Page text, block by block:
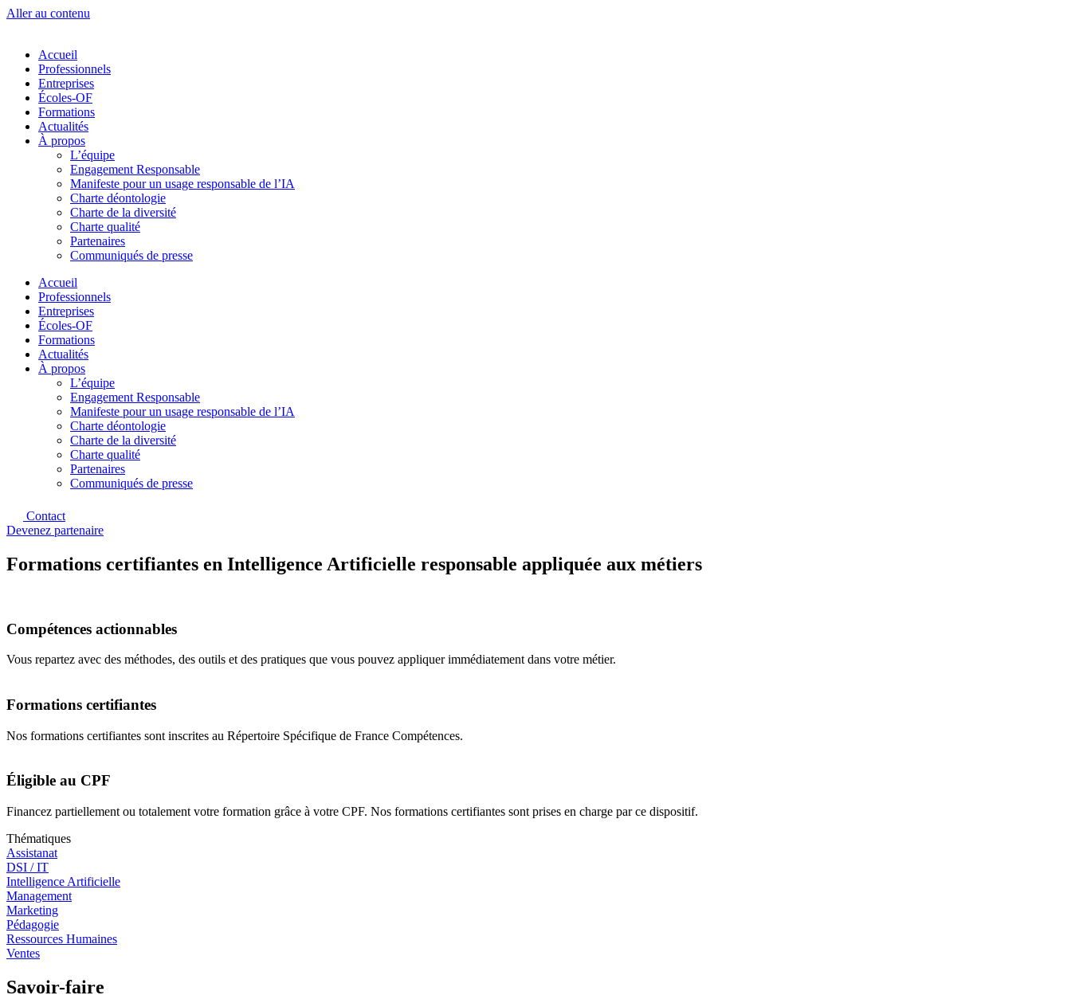
Aller au contenu
Accueil
Professionnels
Entreprises
Écoles-OF
Formations
Actualités
À propos
L’équipe
Engagement Responsable
Manifeste pour un usage responsable de l’IA
Charte déontologie
Charte de la diversité
Charte qualité
Partenaires
Communiqués de presse
Accueil
Professionnels
Entreprises
Écoles-OF
Formations
Actualités
À propos
L’équipe
Engagement Responsable
Manifeste pour un usage responsable de l’IA
Charte déontologie
Charte de la diversité
Charte qualité
Partenaires
Communiqués de presse
Contact
Devenez partenaire
Formations certifiantes en Intelligence Artificielle responsable appliquée aux métiers
Compétences actionnables
Vous repartez avec des méthodes, des outils et des pratiques que vous pouvez appliquer immédiatement dans votre métier.
Formations certifiantes
Nos formations certifiantes sont inscrites au Répertoire Spécifique de France Compétences.
Éligible au CPF
Financez partiellement ou totalement votre formation grâce à votre CPF. Nos formations certifiantes sont prises en charge par ce dispositif.
Thématiques
Assistanat
DSI / IT
Intelligence Artificielle
Management
Marketing
Pédagogie
Ressources Humaines
Ventes
Savoir-faire